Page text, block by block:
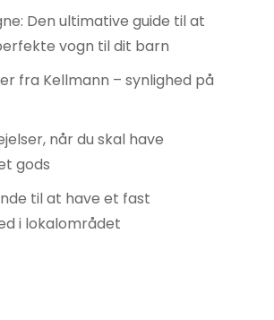
Den ultimative guide til at
vogn til dit barn
fra Kellmann – synlighed på
når du skal have
gods
til at have et fast
i lokalområdet